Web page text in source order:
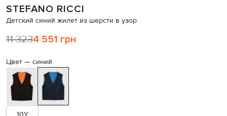
STEFANO RICCI
Детский синий жилет из шерсти в узор
11 3234 551 грн
Цвет — синий